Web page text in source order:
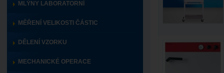
MLÝNY LABORATORNÍ
MĚŘENÍ VELIKOSTI ČÁSTIC
DĚLENÍ VZORKU
MECHANICKÉ OPERACE